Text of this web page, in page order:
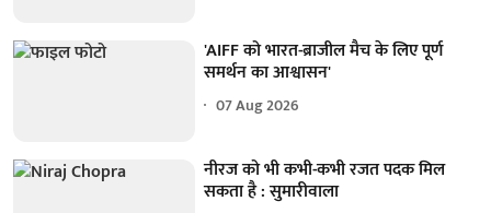
'AIFF को भारत-ब्राजील मैच के लिए पूर्ण
समर्थन का आश्वासन'
07 Aug 2026
नीरज को भी कभी-कभी रजत पदक मिल
सकता है : सुमारीवाला